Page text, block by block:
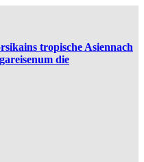
ins tropische Asiennach
um die